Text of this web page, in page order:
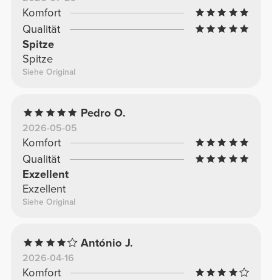
Komfort
Qualität
Spitze
Spitze
Siehe Original
Pedro O.
2026-05-05
Komfort
Qualität
Exzellent
Exzellent
Siehe Original
António J.
2026-04-16
Komfort